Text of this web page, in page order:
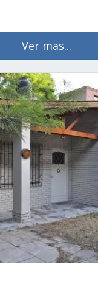
Ver mas...